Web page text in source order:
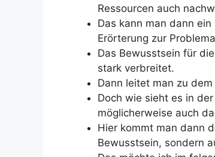
Ressourcen auch
Das kann man dann
Erörterung zur
Das Bewusstsein für
stark verbreitet.
Dann leitet man zu
Doch wie sieht es in
möglicherweise auch
Hier kommt man dann
Bewusstsein, sondern